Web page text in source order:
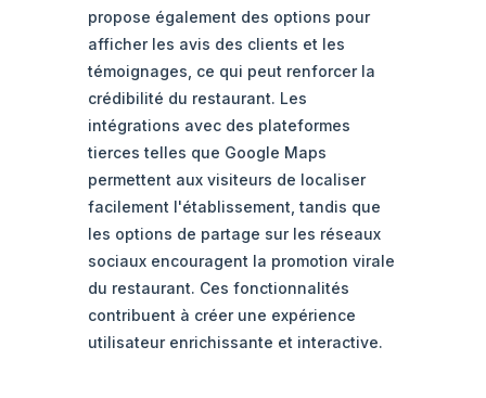
propose également des options pour
afficher les avis des clients et les
témoignages, ce qui peut renforcer la
crédibilité du restaurant. Les
intégrations avec des plateformes
tierces telles que Google Maps
permettent aux visiteurs de localiser
facilement l'établissement, tandis que
les options de partage sur les réseaux
sociaux encouragent la promotion virale
du restaurant. Ces fonctionnalités
contribuent à créer une expérience
utilisateur enrichissante et interactive.